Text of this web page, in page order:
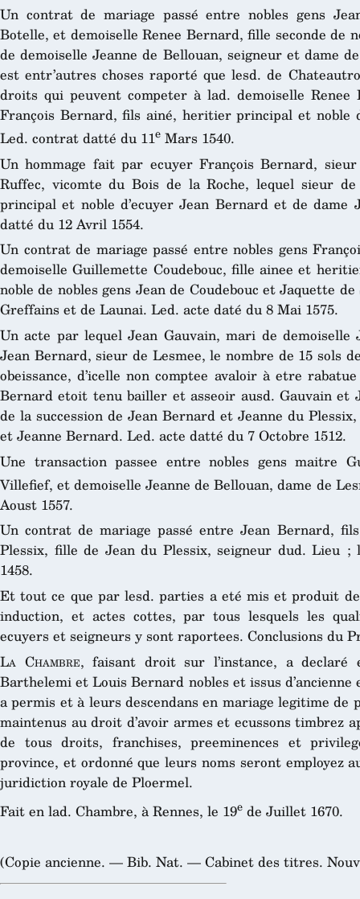
Un contrat de mariage passé entre nobles gens
Botelle, et demoiselle Renee Bernard, fille seconde de
de demoiselle Jeanne de Bellouan, seigneur et dame
est entr’autres choses raporté que lesd. de
droits qui peuvent competer à lad. demoiselle
François Bernard, fils ainé, heritier principal et noble
Led. contrat datté du 11e Mars 1540.
Un hommage fait par ecuyer François Bernard,
Ruffec, vicomte du Bois de la Roche, lequel sieur
principal et noble d’ecuyer Jean Bernard et de dame
datté du 12 Avril 1554.
Un contrat de mariage passé entre nobles gens
demoiselle Guillemette Coudebouc, fille ainee et
noble de nobles gens Jean de Coudebouc et Jaquette
Greffains et de Launai. Led. acte daté du 8 Mai 1575.
Un acte par lequel Jean Gauvain, mari de demoiselle
Jean Bernard, sieur de Lesmee, le nombre de 15 sols
obeissance, d’icelle non comptee avaloir à etre
Bernard etoit tenu bailler et asseoir ausd. Gauvain et
de la succession de Jean Bernard et Jeanne du
et Jeanne Bernard. Led. acte datté du 7 Octobre 1512.
Une transaction passee entre nobles gens maitre
Villefief, et demoiselle Jeanne de Bellouan, dame de
Aoust 1557.
Un contrat de mariage passé entre Jean Bernard,
Plessix, fille de Jean du Plessix, seigneur dud. Lieu
1458.
Et tout ce que par lesd. parties a eté mis et produit
induction, et actes cottes, par tous lesquels les
ecuyers et seigneurs y sont raportees. Conclusions du
La Chambre, faisant droit sur l’instance, a declaré
Barthelemi et Louis Bernard nobles et issus
a permis et à leurs descendans en mariage legitime de
maintenus au droit d’avoir armes et ecussons timbrez
de tous droits, franchises, preeminences et
province, et ordonné que leurs noms seront employez
juridiction royale de Ploermel.
Fait en lad. Chambre, à Rennes, le 19e de Juillet 1670.
(Copie ancienne. — Bib. Nat. — Cabinet des titres.